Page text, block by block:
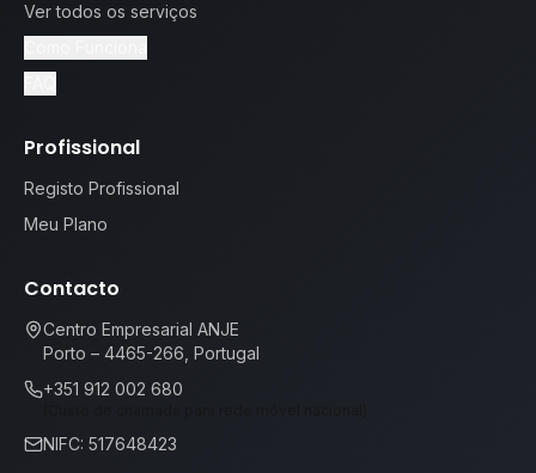
Ver todos os serviços
Profissional
Registo Profissional
Meu Plano
Contacto
Centro Empresarial ANJE
Porto – 4465-266, Portugal
+351 912 002 680
NIFC: 517648423